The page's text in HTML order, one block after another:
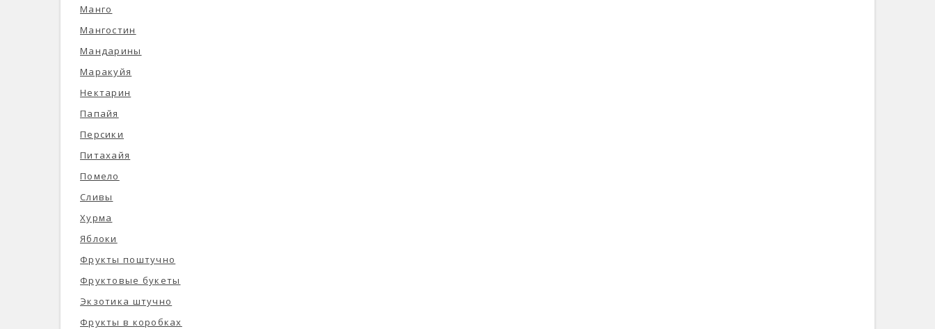
Манго
Мангостин
Мандарины
Маракуйя
Нектарин
Папайя
Персики
Питахайя
Помело
Сливы
Хурма
Яблоки
Фрукты поштучно
Фруктовые букеты
Экзотика штучно
Фрукты в коробках